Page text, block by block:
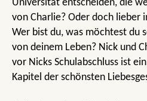
Universität entscheiden, die
von Charlie? Oder doch lieber
Wer bist du, was möchtest du
von deinem Leben? Nick und
vor Nicks Schulabschluss ist
Kapitel der schönsten